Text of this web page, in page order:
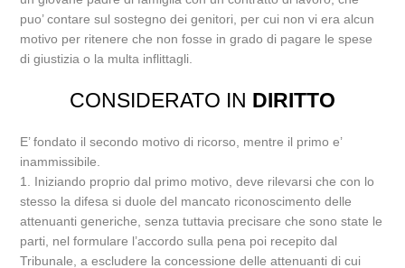
puo’ contare sul sostegno dei genitori, per cui non vi era alcun
motivo per ritenere che non fosse in grado di pagare le spese
di giustizia o la multa inflittagli.
CONSIDERATO IN DIRITTO
E’ fondato il secondo motivo di ricorso, mentre il primo e’
inammissibile.
1. Iniziando proprio dal primo motivo, deve rilevarsi che con lo
stesso la difesa si duole del mancato riconoscimento delle
attenuanti generiche, senza tuttavia precisare che sono state le
parti, nel formulare l’accordo sulla pena poi recepito dal
Tribunale, a escludere la concessione delle attenuanti di cui